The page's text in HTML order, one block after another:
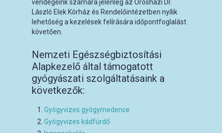
vendégeink számára jelenleg az Orosházi Dr.
László Elek Kórház és Rendelőintézetben nyílik
lehetőség a kezelések felírására időpontfoglalást
követően.
Nemzeti Egészségbiztosítási
Alapkezelő által támogatott
gyógyászati szolgáltatásaink a
következők:
Gyógyvizes gyógymedence
Gyógyvizes kádfürdő